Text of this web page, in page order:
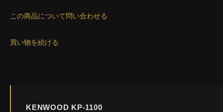
この商品について問い合わせる
買い物を続ける
KENWOOD KP-1100